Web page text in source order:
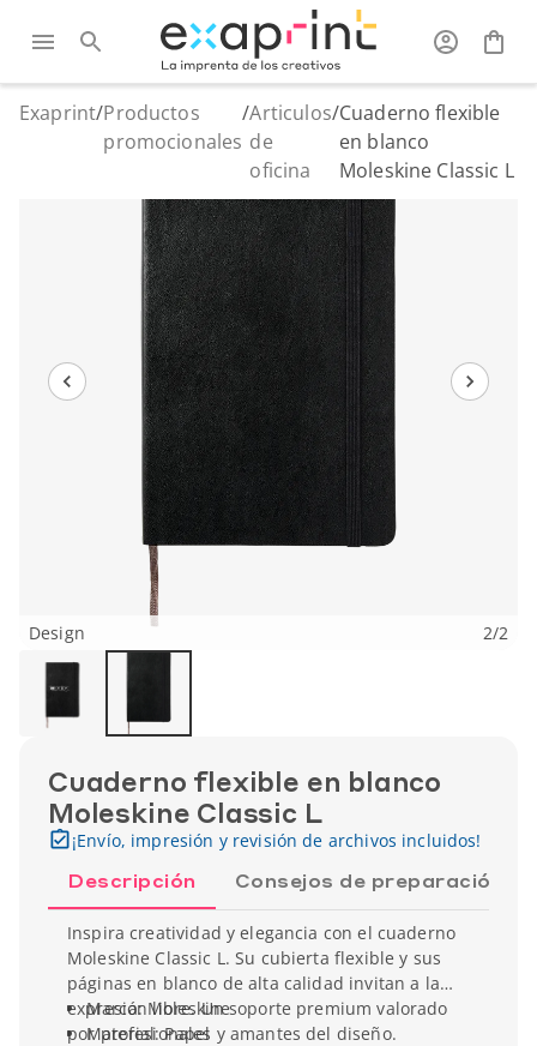
Exaprint/Productos
promocionales
/Articulos
de
oficina
/Cuaderno flexible
en blanco
Moleskine Classic L
Design 2/2
Cuaderno flexible en blanco
Moleskine Classic L
¡Envío, impresión y revisión de archivos incluidos!
Descripción Consejos de preparación
Inspira creatividad y elegancia con el cuaderno
Moleskine Classic L. Su cubierta flexible y sus
páginas en blanco de alta calidad invitan a la
expresión libre. Un soporte premium valorado
por profesionales y amantes del diseño.
Marca: Moleskine
Material: Papel